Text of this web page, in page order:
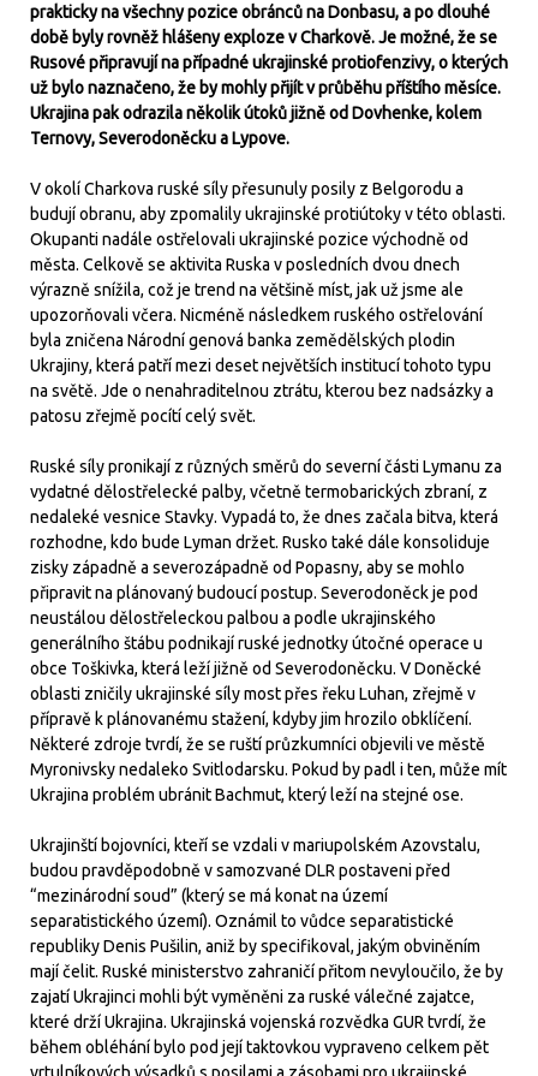
prakticky na všechny pozice obránců na Donbasu, a po dlouhé
době byly rovněž hlášeny exploze v Charkově. Je možné, že se
Rusové připravují na případné ukrajinské protiofenzivy, o kterých
už bylo naznačeno, že by mohly přijít v průběhu příštího měsíce.
Ukrajina pak odrazila několik útoků jižně od Dovhenke, kolem
Ternovy, Severodoněcku a Lypove.
V okolí Charkova ruské síly přesunuly posily z Belgorodu a
budují obranu, aby zpomalily ukrajinské protiútoky v této oblasti.
Okupanti nadále ostřelovali ukrajinské pozice východně od
města. Celkově se aktivita Ruska v posledních dvou dnech
výrazně snížila, což je trend na většině míst, jak už jsme ale
upozorňovali včera. Nicméně následkem ruského ostřelování
byla zničena Národní genová banka zemědělských plodin
Ukrajiny, která patří mezi deset největších institucí tohoto typu
na světě. Jde o nenahraditelnou ztrátu, kterou bez nadsázky a
patosu zřejmě pocítí celý svět.
Ruské síly pronikají z různých směrů do severní části Lymanu za
vydatné dělostřelecké palby, včetně termobarických zbraní, z
nedaleké vesnice Stavky. Vypadá to, že dnes začala bitva, která
rozhodne, kdo bude Lyman držet. Rusko také dále konsoliduje
zisky západně a severozápadně od Popasny, aby se mohlo
připravit na plánovaný budoucí postup. Severodoněck je pod
neustálou dělostřeleckou palbou a podle ukrajinského
generálního štábu podnikají ruské jednotky útočné operace u
obce Toškivka, která leží jižně od Severodoněcku. V Doněcké
oblasti zničily ukrajinské síly most přes řeku Luhan, zřejmě v
přípravě k plánovanému stažení, kdyby jim hrozilo obklíčení.
Některé zdroje tvrdí, že se ruští průzkumníci objevili ve městě
Myronivsky nedaleko Svitlodarsku. Pokud by padl i ten, může mít
Ukrajina problém ubránit Bachmut, který leží na stejné ose.
Ukrajinští bojovníci, kteří se vzdali v mariupolském Azovstalu,
budou pravděpodobně v samozvané DLR postaveni před
“mezinárodní soud” (který se má konat na území
separatistického území). Oznámil to vůdce separatistické
republiky Denis Pušilin, aniž by specifikoval, jakým obviněním
mají čelit. Ruské ministerstvo zahraničí přitom nevyloučilo, že by
zajatí Ukrajinci mohli být vyměněni za ruské válečné zajatce,
které drží Ukrajina. Ukrajinská vojenská rozvědka GUR tvrdí, že
během obléhání bylo pod její taktovkou vypraveno celkem pět
vrtulníkových výsadků s posilami a zásobami pro ukrajinské